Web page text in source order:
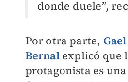
donde duele”,
Por otra parte,
Bernalexplicó que
protagonista es